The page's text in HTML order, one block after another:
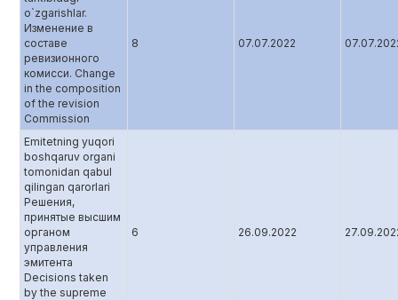
o`zgarishlar.
Изменение в
составе
ревизионного
комисси. Change
in the composition
of the revision
Commission
8 07.07.2022
Emitetning yuqori
boshqaruv organi
tomonidan qabul
qilingan qarorlari
Решения,
принятые высшим
органом
управления
эмитента
Decisions taken
by the supreme
6 26.09.2022